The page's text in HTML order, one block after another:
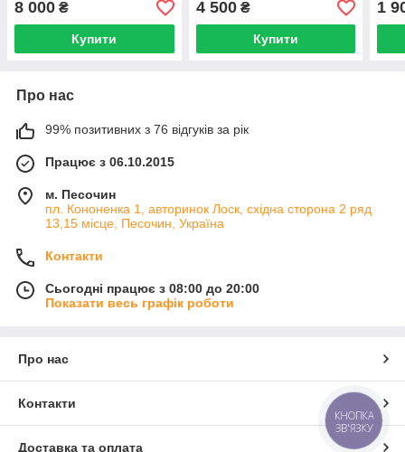
(Україна не в зборі)
Дон-1500
8 000 ₴
Купити
4 500₴
Купити
1
Про нас
99% позитивних з 76 відгуків за рік
Працює з 06.10.2015
м. Песочин
пл. Кононенка 1, авторинок Лоск, східна сторона 2 ряд
13,15 місце, Песочин, Україна
Контакти
Сьогодні працює з 08:00 до 20:00
Показати весь графік роботи
Про нас
Контакти
Доставка та оплата
КНОПКА
ЗВ'ЯЗКУ